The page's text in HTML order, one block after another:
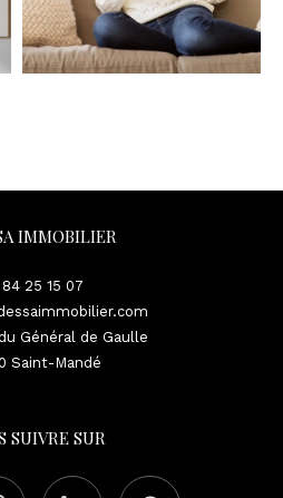
IMMOBILIER
84 25 15 07
Général de Gaulle
Saint-Mandé
SUIVRE SUR